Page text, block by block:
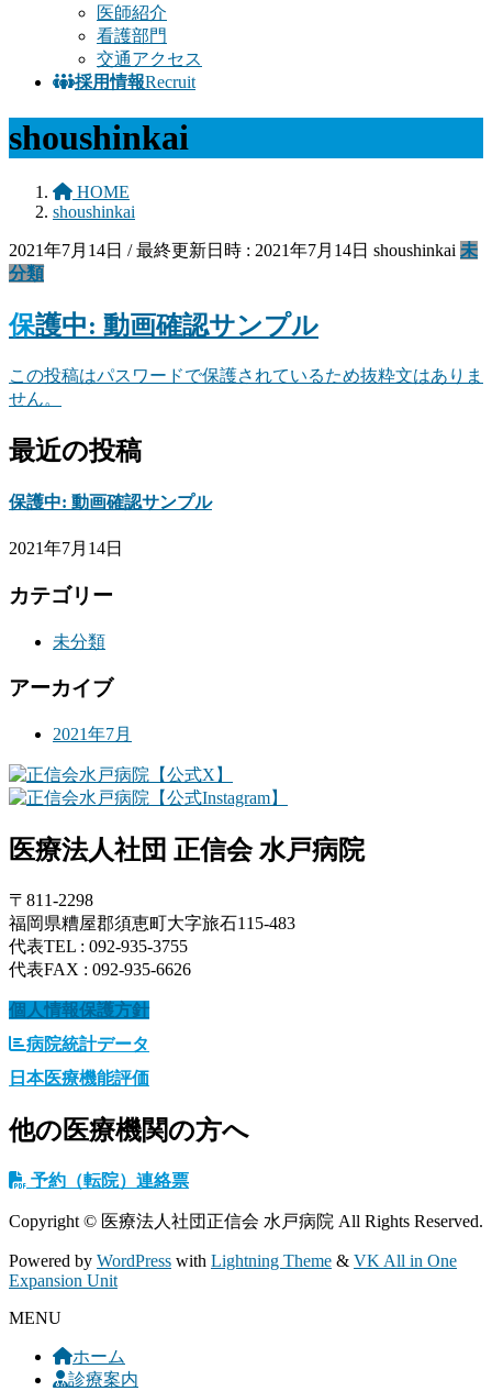
医師紹介
看護部門
交通アクセス
採用情報Recruit
shoushinkai
HOME
shoushinkai
2021年7月14日 / 最終更新日時 : 2021年7月14日 shoushinkai 未
分類
保護中: 動画確認サンプル
この投稿はパスワードで保護されているため抜粋文はありま
せん。
最近の投稿
保護中: 動画確認サンプル
2021年7月14日
カテゴリー
未分類
アーカイブ
2021年7月
医療法人社団 正信会 水戸病院
〒811-2298
福岡県糟屋郡須恵町大字旅石115-483
代表TEL : 092-935-3755
代表FAX : 092-935-6626
個人情報保護方針
病院統計データ
日本医療機能評価
他の医療機関の方へ
予約（転院）連絡票
Copyright © 医療法人社団正信会 水戸病院 All Rights Reserved.
Powered by WordPress with Lightning Theme & VK All in One
Expansion Unit
MENU
ホーム
診療案内